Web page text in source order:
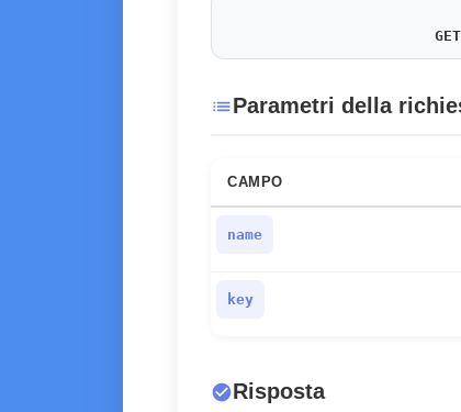
listParametri della
CAMPO
name
key
check_circleRisposta